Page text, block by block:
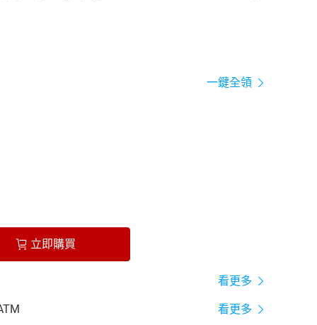
一鍵全領
立即購買
看更多
看更多